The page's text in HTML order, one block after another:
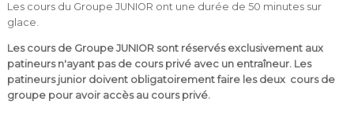
Les cours du Groupe JUNIOR ont une durée de 50 minutes sur
glace.
Les cours de Groupe JUNIOR sont réservés exclusivement aux
patineurs n'ayant pas de cours privé avec un entraîneur. Les
patineurs junior doivent obligatoirement faire les deux cours de
groupe pour avoir accès au cours privé.